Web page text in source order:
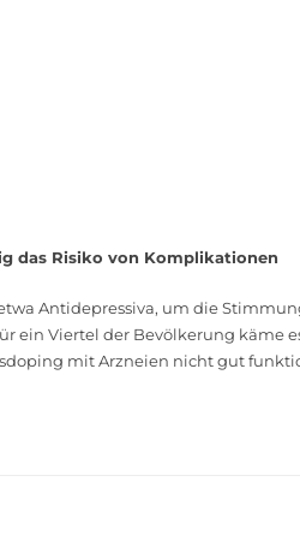
das Risiko von Komplikationen
Antidepressiva, um die
ein Viertel der Bevölkerung käme
mit Arzneien nicht gut